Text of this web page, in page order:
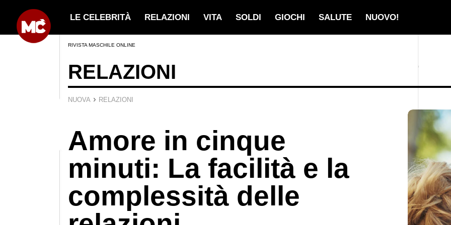
LE CELEBRITÀ RELAZIONI VITA SOLDI GIOCHI SALUTE NUOVO!
RIVISTA MASCHILE ONLINE
RELAZIONI
NUOVA › RELAZIONI
Amore in cinque
minuti: La facilità e la
complessità delle